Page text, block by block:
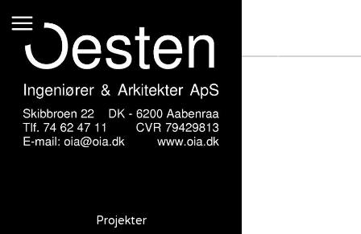
Projekter
Sydhavn 4 Aabenraa